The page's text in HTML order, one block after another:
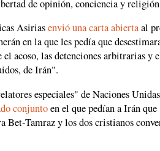
de opinión, conciencia y
Asiriasenvió una carta abiertaal
en la que les pedía que
acoso, las detenciones arbitrarias y
de Irán".
especiales" de Naciones
conjuntoen el que pedían a Irán
Bet-Tamraz y los dos cristianos